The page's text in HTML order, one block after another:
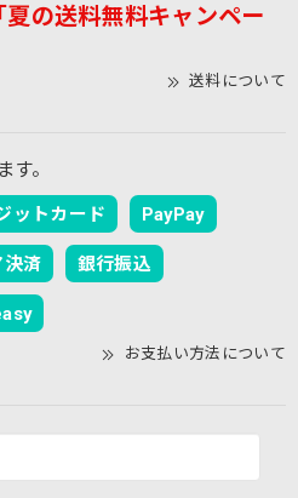
の送料無料キャンペー
送料について
す。
ットカード PayPay
決済 銀行振込
お支払い方法について